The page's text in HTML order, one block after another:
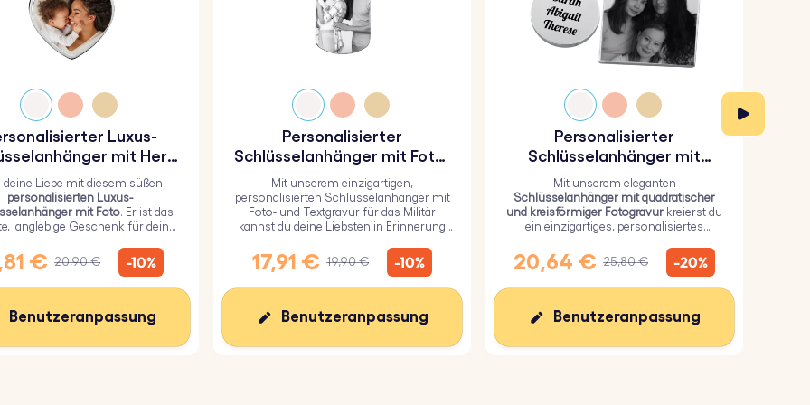
Luxus-
mit Herz
und Foto
deine Liebe mit diesem süßen
personalisierten Luxus-
mit Foto. Er ist das
langlebige Geschenk für deine
überzogen.
€ 20,90 € -10%
Benutzeranpassung
Personalisierter
Schlüsselanhänger mit Foto-
und Textgravur für das
Militär
Mit unserem einzigartigen,
personalisierten Schlüsselanhänger mit
Foto- und Textgravur für das Militär
kannst du deine Liebsten in Erinnerung
17,91 € 19,90 € -10%
Benutzeranpassung
Personalisierter
Schlüsselanhänger mit
quadratischer und
kreisförmiger Fotogravur
Mit unserem eleganten
Schlüsselanhänger mit quadratischer
und kreisförmiger Fotogravur kreierst du
ein einzigartiges, personalisiertes
Bild auf dem Quadrat und einen Text auf
dem Kreis hinzufügen kannst.
20,64 € 25,80 € -20%
Benutzeranpassung